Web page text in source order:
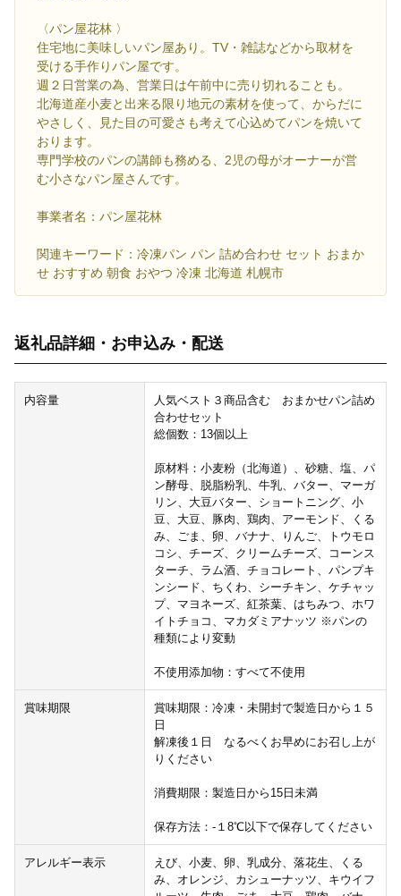
〈パン屋花林 〉
住宅地に美味しいパン屋あり。TV・雑誌などから取材を
受ける手作りパン屋です。
週２日営業の為、営業日は午前中に売り切れることも。
北海道産小麦と出来る限り地元の素材を使って、からだに
やさしく、見た目の可愛さも考えて心込めてパンを焼いて
おります。
専門学校のパンの講師も務める、2児の母がオーナーが営
む小さなパン屋さんです。
事業者名：パン屋花林
関連キーワード：冷凍パン パン 詰め合わせ セット おまか
せ おすすめ 朝食 おやつ 冷凍 北海道 札幌市
返礼品詳細・お申込み・配送
内容量
人気ベスト３商品含む おまかせパン詰め
合わせセット
総個数：13個以上
原材料：小麦粉（北海道）、砂糖、塩、パ
ン酵母、脱脂粉乳、牛乳、バター、マーガ
リン、大豆バター、ショートニング、小
豆、大豆、豚肉、鶏肉、アーモンド、くる
み、ごま、卵、バナナ、りんご、トウモロ
コシ、チーズ、クリームチーズ、コーンス
ターチ、ラム酒、チョコレート、パンプキ
ンシード、ちくわ、シーチキン、ケチャッ
プ、マヨネーズ、紅茶葉、はちみつ、ホワ
イトチョコ、マカダミアナッツ ※パンの
種類により変動
不使用添加物：すべて不使用
賞味期限
賞味期限：冷凍・未開封で製造日から１５
日
解凍後１日 なるべくお早めにお召し上が
りください
消費期限：製造日から15日未満
保存方法：-１8℃以下で保存してください
アレルギー表示
えび、小麦、卵、乳成分、落花生、くる
み、オレンジ、カシューナッツ、キウイフ